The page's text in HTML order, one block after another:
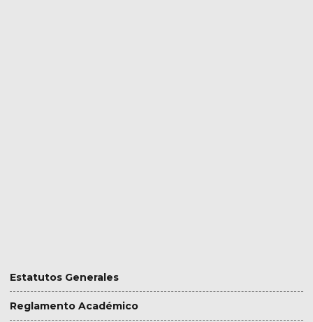
Estatutos Generales
Reglamento Académico